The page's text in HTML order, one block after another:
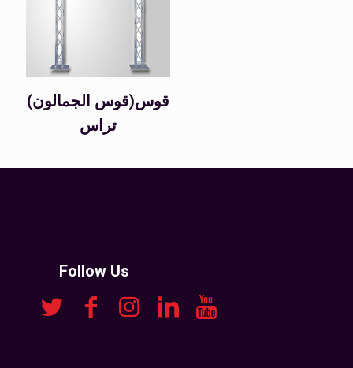
(قوس الجمالون)قوس
تراس
Follow Us